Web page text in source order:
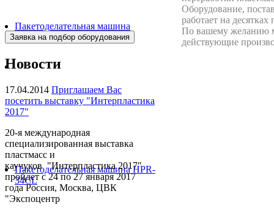
Пакетоделательная машина
BJAF+S 40*2M
Пакетоделательная машина HPR-
34CL
Новости
17.04.2014 Приглашаем Вас
посетить выставку "Интерпластика
2017"
20-я международная
специализированная выставка
пластмасс и
каучуков "Интерпластика 2017"
пройдет с 24 по 27 января 2017
года Россия, Москва, ЦВК
"Экспоцентр
Оборудование,
работает на
По вашему желанию
действующие